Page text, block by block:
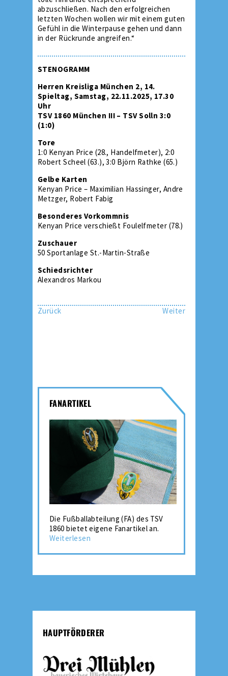
abzuschließen. Nach den erfolgreichen
letzten Wochen wollen wir mit einem guten
Gefühl in die Winterpause gehen und dann
in der Rückrunde angreifen.“
STENOGRAMM
Herren Kreisliga München 2, 14.
Spieltag, Samstag, 22.11.2025, 17.30
Uhr
TSV 1860 München III – TSV Solln 3:0
(1:0)
Tore
1:0 Kenyan Price (28., Handelfmeter), 2:0
Robert Scheel (63.), 3:0 Björn Rathke (65.)
Gelbe Karten
Kenyan Price – Maximilian Hassinger, Andre
Metzger, Robert Fabig
Besonderes Vorkommnis
Kenyan Price verschießt Foulelfmeter (78.)
Zuschauer
50 Sportanlage St.-Martin-Straße
Schiedsrichter
Alexandros Markou
Zurück Weiter
FANARTIKEL
Die Fußballabteilung (FA) des TSV
1860 bietet eigene Fanartikel an.
Weiterlesen
HAUPTFÖRDERER